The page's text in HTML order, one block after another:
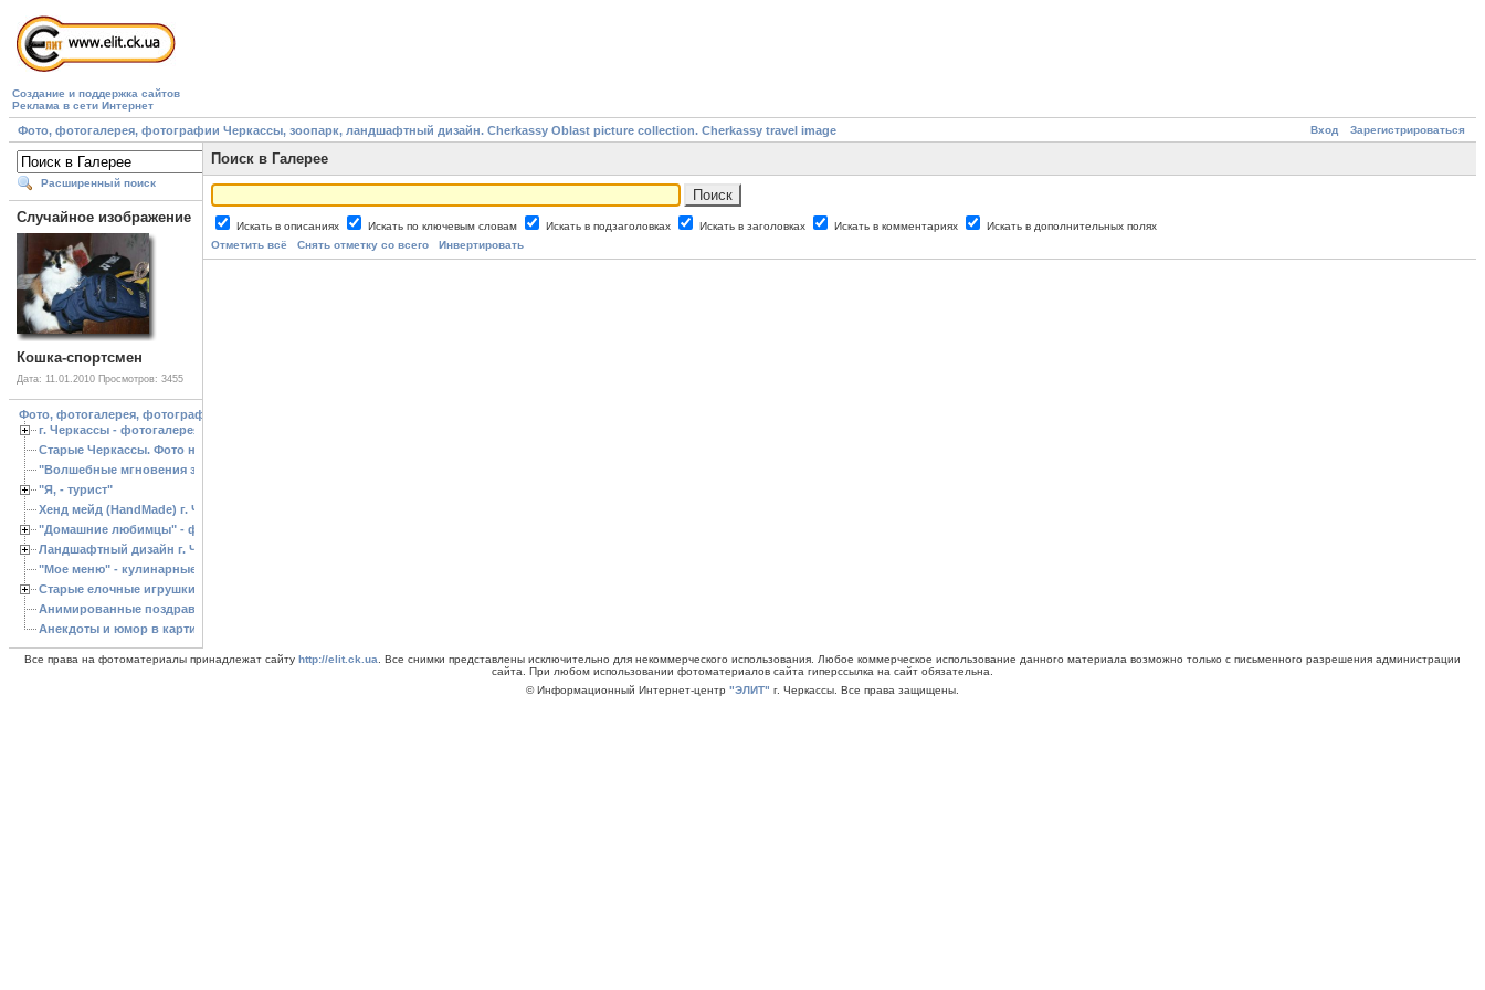
Создание и поддержка сайтов
Реклама в сети Интернет
Вход
Зарегистрироваться
Фото, фотогалерея, фотографии Черкассы, зоопарк, ландшафтный дизайн. Cherkassy Oblast picture collection. Cherkassy travel image
Расширенный поиск
Случайное изображение
Кошка-спортсмен
Дата: 11.01.2010 Просмотров: 3455
Фото, фотогалерея, фотографии Черкассы, зоопарк, ландшафтный дизайн. Cherkassy Oblast picture collection. Cherkassy travel image
г. Черкассы - фотогалерея
Старые Черкассы. Фото начало ХХ ст.
"Волшебные мгновения зимы"
"Я, - турист"
Хенд мейд (HandMade) г. Черкассы, - изделия ручной работы
"Домашние любимцы" - фото
Ландшафтный дизайн г. Черкассы
"Мое меню" - кулинарные рецепты
Старые елочные игрушки
Анимированные поздравления с Новым 2013 годом
Анекдоты и юмор в картинках
Поиск в Галерее
Искать в описаниях Искать по ключевым словам Искать в подзаголовках Искать в заголовках Искать в комментариях
Искать в дополнительных полях
Отметить всё
Снять отметку со всего Инвертировать
Все права на фотоматериалы принадлежат сайту http://elit.ck.ua . Все снимки представлены исключительно для некоммерческого использования. Любое коммерческое использование данного материала возможно только с письменного разрешения администрации
сайта. При любом использовании фотоматериалов сайта гиперссылка на сайт обязательна.
© Информационный Интернет-центр "ЭЛИТ" г. Черкассы. Все права защищены.